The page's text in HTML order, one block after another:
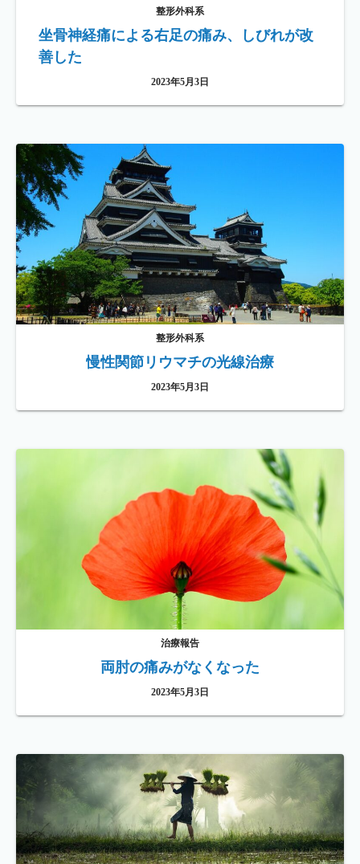
整形外科系
坐骨神経痛による右足の痛み、しびれが改
善した
2023年5月3日
整形外科系
慢性関節リウマチの光線治療
2023年5月3日
治療報告
両肘の痛みがなくなった
2023年5月3日